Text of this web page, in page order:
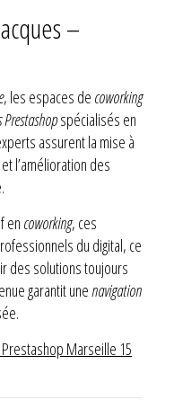
–
, les espaces de coworking
Prestashopspécialisés en
assurent la mise à
l’amélioration des
en coworking, ces
du digital, ce
des solutions toujours
garantit unenavigation
Marseille 15